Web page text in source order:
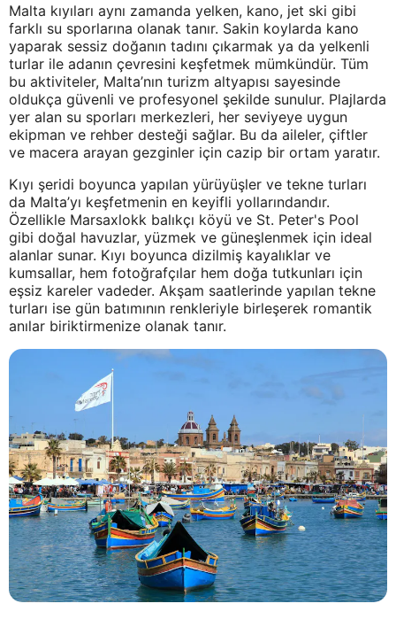
Malta kıyıları aynı zamanda yelken, kano, jet ski gibi
farklı su sporlarına olanak tanır. Sakin koylarda kano
yaparak sessiz doğanın tadını çıkarmak ya da yelkenli
turlar ile adanın çevresini keşfetmek mümkündür. Tüm
bu aktiviteler, Malta’nın turizm altyapısı sayesinde
oldukça güvenli ve profesyonel şekilde sunulur. Plajlarda
yer alan su sporları merkezleri, her seviyeye uygun
ekipman ve rehber desteği sağlar. Bu da aileler, çiftler
ve macera arayan gezginler için cazip bir ortam yaratır.
Kıyı şeridi boyunca yapılan yürüyüşler ve tekne turları
da Malta’yı keşfetmenin en keyifli yollarındandır.
Özellikle Marsaxlokk balıkçı köyü ve St. Peter's Pool
gibi doğal havuzlar, yüzmek ve güneşlenmek için ideal
alanlar sunar. Kıyı boyunca dizilmiş kayalıklar ve
kumsallar, hem fotoğrafçılar hem doğa tutkunları için
eşsiz kareler vadeder. Akşam saatlerinde yapılan tekne
turları ise gün batımının renkleriyle birleşerek romantik
anılar biriktirmenize olanak tanır.